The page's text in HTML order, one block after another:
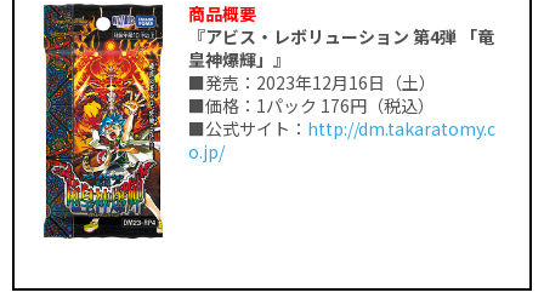
商品概要
『アビス・レボリューション 第4弾 「竜
皇神爆輝」』
■発売：2023年12月16日（土）
■価格：1パック 176円（税込）
■公式サイト： http://dm.takaratomy.c
o.jp/